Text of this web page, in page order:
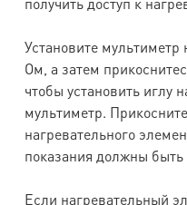
Установите
Ом, а затем
чтобы установить иглу
мультиметр.
нагревательного
показания должны быть
Если нагревательный